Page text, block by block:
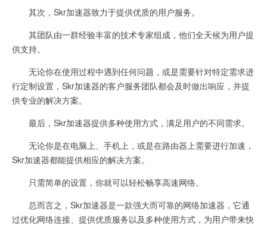
其次，Skr加速器致力于提供优质的用户服务。
其团队由一群经验丰富的技术专家组成，他们全天候为用户提
供支持。
无论你在使用过程中遇到任何问题，或是需要针对特定需求进
行定制设置，Skr加速器的客户服务团队都会及时做出响应，并提
供专业的解决方案。
最后，Skr加速器提供多种使用方式，满足用户的不同需求。
无论你是在电脑上、手机上，或是在路由器上需要进行加速，
Skr加速器都能提供相应的解决方案。
只需简单的设置，你就可以轻松畅享高速网络。
总而言之，Skr加速器是一款强大而可靠的网络加速器，它通
过优化网络连接、提供优质服务以及多种使用方式，为用户带来快